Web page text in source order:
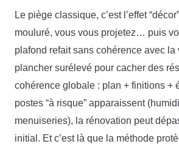
Le piège classique, c’est l’effet
mouluré, vous vous projetez… puis
plafond refait sans cohérence avec la
plancher surélevé pour cacher des
cohérence globale : plan + finitions +
postes “à risque” apparaissent
menuiseries), la rénovation peut
initial. Et c’est là que la méthode